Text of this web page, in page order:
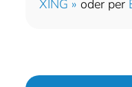
XING » oder per